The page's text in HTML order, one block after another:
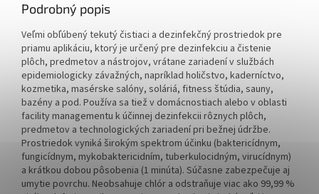
Podrobný popis
Veľmi obľúbený tekutý čistiaci a dezinfekčný prostriedok pre
priamu aplikáciu, ktorý je určený pre dezinfekciu a čistenie
plôch, predmetov a nástrojov, vrátane zariadení v službách
epidemiologicky závažných, napríklad holičstvo, kaderníctvo,
kozmetika, masérske salóny, soláriá, fitness štúdia, sauny,
bazény a pod. Používa sa tiež v domácnostiach alebo v oblasti
facility managementu k účinnej dezinfekcii rôznych plôch,
predmetov a technologických zariadení pri bežnej údržbe.
Prostriedok vyniká širokým spektrom účinku (baktericídnym,
fungicídnym, mykobaktericidním, tuberkulocidným, virucídnym)
a krátkou dobou pôsobenia (1 minúta). Súčasne zabezpečuje aj
umytie povrchu. Neobsahuje chlór a odstraňuje viac ako 99,99 %